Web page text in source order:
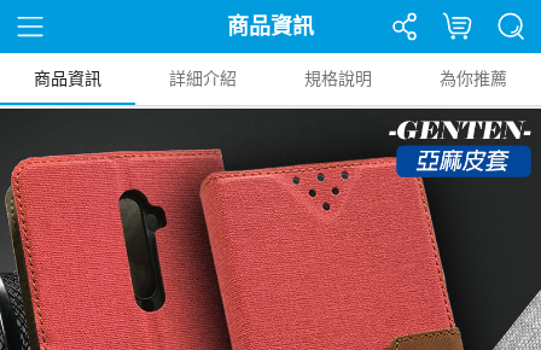
商品資訊
商品資訊 詳細介紹 規格說明 為你推薦